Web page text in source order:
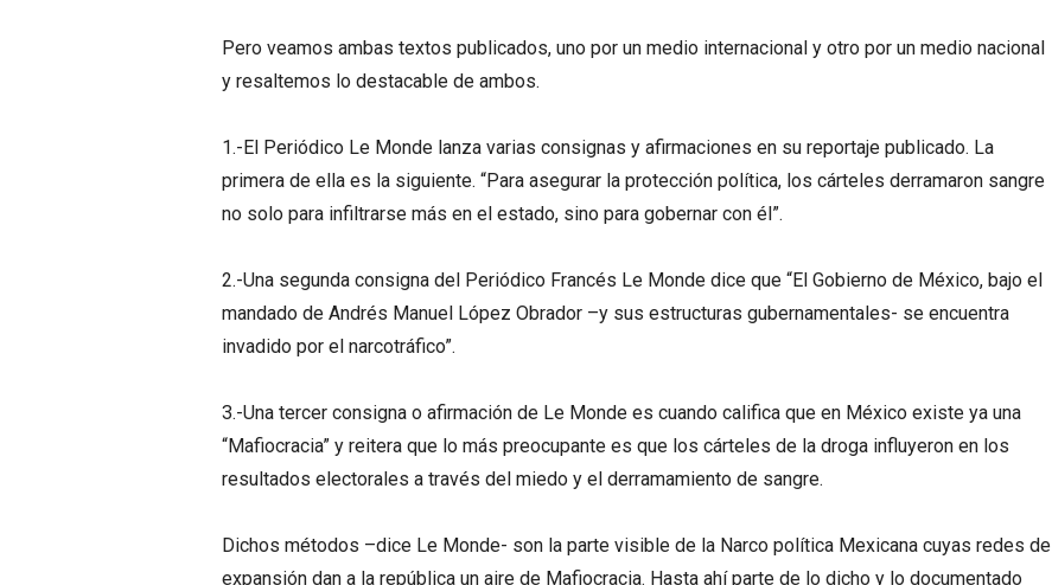
Pero veamos ambas textos publicados, uno por un medio internacional y otro por un medio nacional
y resaltemos lo destacable de ambos.
1.-El Periódico Le Monde lanza varias consignas y afirmaciones en su reportaje publicado. La
primera de ella es la siguiente. “Para asegurar la protección política, los cárteles derramaron sangre
no solo para infiltrarse más en el estado, sino para gobernar con él”.
2.-Una segunda consigna del Periódico Francés Le Monde dice que “El Gobierno de México, bajo el
mandado de Andrés Manuel López Obrador –y sus estructuras gubernamentales- se encuentra
invadido por el narcotráfico”.
3.-Una tercer consigna o afirmación de Le Monde es cuando califica que en México existe ya una
“Mafiocracia” y reitera que lo más preocupante es que los cárteles de la droga influyeron en los
resultados electorales a través del miedo y el derramamiento de sangre.
Dichos métodos –dice Le Monde- son la parte visible de la Narco política Mexicana cuyas redes de
expansión dan a la república un aire de Mafiocracia. Hasta ahí parte de lo dicho y lo documentado